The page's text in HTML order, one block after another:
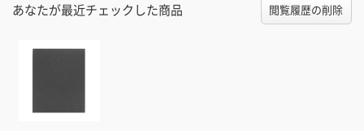
あなたが最近チェックした商品 閲覧履歴の削除